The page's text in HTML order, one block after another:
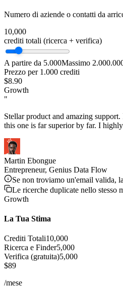
Numero di aziende o contatti da
10,000
crediti totali (ricerca + verifica)
A partire da 5.000Massimo
Prezzo per 1.000 crediti
$8.90
Growth
"
Stellar product and amazing
this one is far superior by far. I
Martin Ebongue
Entrepreneur, Genius Data Flow
Se non troviamo un'email valida,
Le ricerche duplicate nello stesso
Growth
La Tua Stima
Crediti Totali10,000
Ricerca e Finder5,000
Verifica (gratuita)5,000
$89
/mese